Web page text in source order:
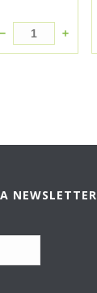
NEWSLETTER